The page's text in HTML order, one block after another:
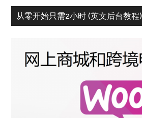
从零开始只需2小时 (英文后台教程)